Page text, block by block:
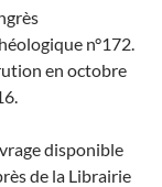
n°172.
en octobre
disponible
de la Librairie